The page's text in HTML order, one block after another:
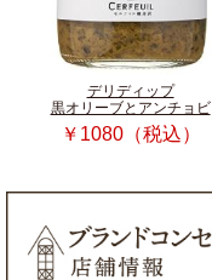
デリディップ
黒オリーブとアンチョビ
￥1080（税込）